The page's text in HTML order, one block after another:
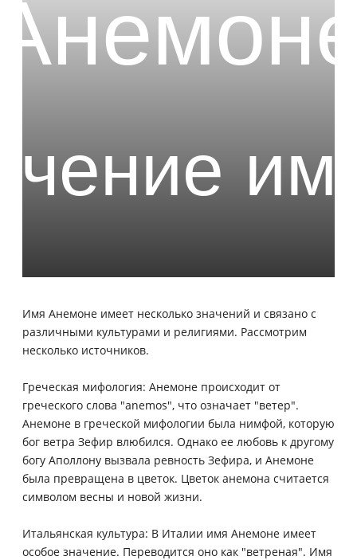
Имя Анемоне имеет несколько значений и связано с
различными культурами и религиями. Рассмотрим
несколько источников.
Греческая мифология: Анемоне происходит от
греческого слова "anemos", что означает "ветер".
Анемоне в греческой мифологии была нимфой, которую
бог ветра Зефир влюбился. Однако ее любовь к другому
богу Аполлону вызвала ревность Зефира, и Анемоне
была превращена в цветок. Цветок анемона считается
символом весны и новой жизни.
Итальянская культура: В Италии имя Анемоне имеет
особое значение. Переводится оно как "ветреная". Имя